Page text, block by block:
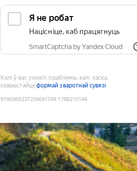
Я не робат
Націсніце, каб працягнуць
SmartCaptcha by Yandex Cloud
Калі ў вас узніклі праблемы, калі ласка,
скарыстайцеформай зваротнай сувязі
9190069237258691744:1786210144